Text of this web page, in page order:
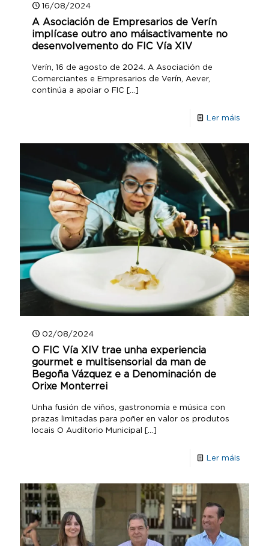
16/08/2024
A Asociación de Empresarios de Verín
implícase outro ano máisactivamente no
desenvolvemento do FIC Vía XIV
Verín, 16 de agosto de 2024. A Asociación de
Comerciantes e Empresarios de Verín, Aever,
continúa a apoiar o FIC […]
Ler máis
02/08/2024
O FIC Vía XIV trae unha experiencia
gourmet e multisensorial da man de
Begoña Vázquez e a Denominación de
Orixe Monterrei
Unha fusión de viños, gastronomía e música con
prazas limitadas para poñer en valor os produtos
locais O Auditorio Municipal […]
Ler máis